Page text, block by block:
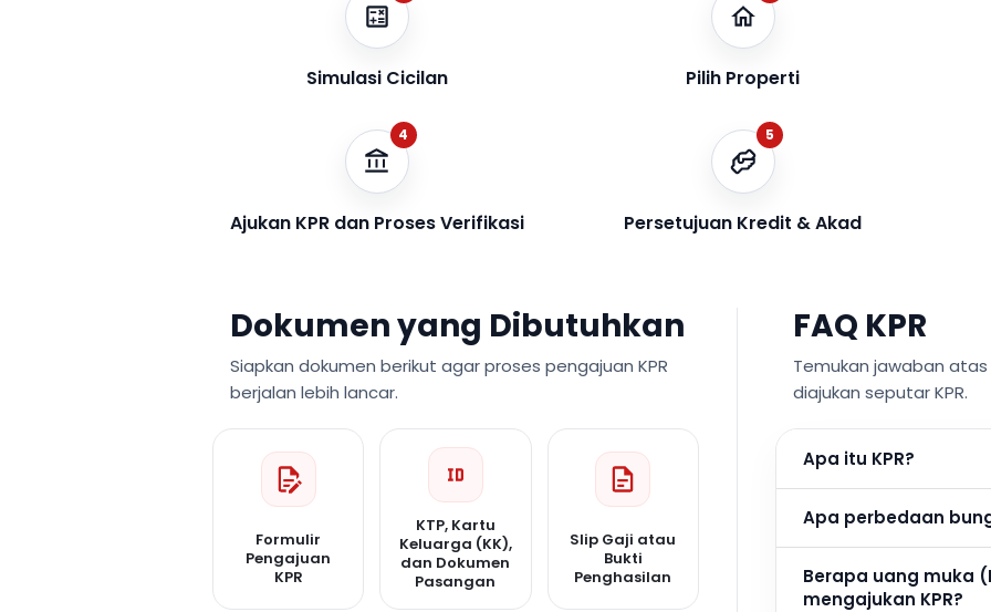
Simulasi Cicilan Pilih Properti
4
Ajukan KPR dan Proses Verifikasi
5
Persetujuan Kredit & Akad
Dokumen yang Dibutuhkan
Siapkan dokumen berikut agar proses pengajuan KPR
berjalan lebih lancar.
Formulir
Pengajuan
KPR
KTP, Kartu
Keluarga (KK),
dan Dokumen
Pasangan
Slip Gaji atau
Bukti
Penghasilan
FAQ KPR
Temukan jawaban
diajukan seputar KPR.
Apa itu KPR?
Apa perbedaan
Berapa uang muka
mengajukan KPR?